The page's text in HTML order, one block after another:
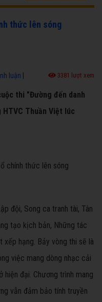
thức lên sóng
luận 3381 lượt xem
thi "Đường đến danh
Thuần Việt lúc
đội, Song ca tranh tài, Tân
tạo kịch bản, Những tác
xếp hạng. ​Bảy vòng thi sẽ là
việc mang dòng nhạc cải
hiện đại. Chương trình mang
vẫn đảm bảo tính truyền